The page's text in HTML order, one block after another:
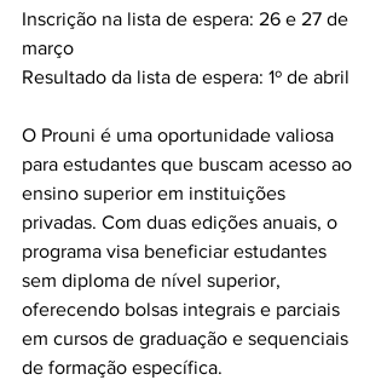
Inscrição na lista de espera: 26 e 27 de
março
Resultado da lista de espera: 1º de abril
O Prouni é uma oportunidade valiosa
para estudantes que buscam acesso ao
ensino superior em instituições
privadas. Com duas edições anuais, o
programa visa beneficiar estudantes
sem diploma de nível superior,
oferecendo bolsas integrais e parciais
em cursos de graduação e sequenciais
de formação específica.